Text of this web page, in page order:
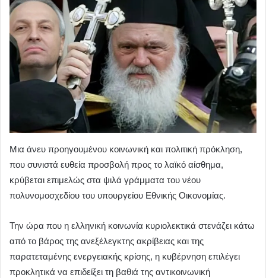
Μια άνευ προηγουμένου κοινωνική και πολιτική πρόκληση,
που συνιστά ευθεία προσβολή προς το λαϊκό αίσθημα,
κρύβεται επιμελώς στα ψιλά γράμματα του νέου
πολυνομοσχεδίου του υπουργείου Εθνικής Οικονομίας.
Την ώρα που η ελληνική κοινωνία κυριολεκτικά στενάζει κάτω
από το βάρος της ανεξέλεγκτης ακρίβειας και της
παρατεταμένης ενεργειακής κρίσης, η κυβέρνηση επιλέγει
προκλητικά να επιδείξει τη βαθιά της αντικοινωνική